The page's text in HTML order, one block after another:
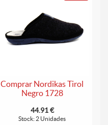
Comprar Nordikas Tirol
Negro 1728
44.91 €
Stock: 2 Unidades